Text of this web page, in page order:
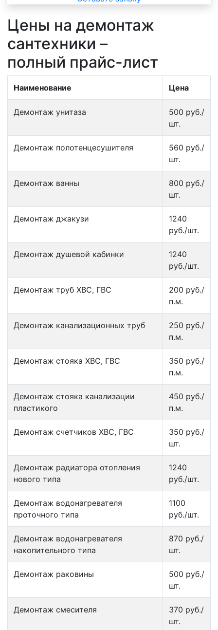
Цены на демонтаж
сантехники –
полный прайс-лист
Наименование Цена
Демонтаж унитаза
500 руб./
шт.
Демонтаж полотенцесушителя
560 руб./
шт.
Демонтаж ванны
800 руб./
шт.
Демонтаж джакузи
1240
руб./шт.
Демонтаж душевой кабинки
1240
руб./шт.
Демонтаж труб ХВС, ГВС
200 руб./
п.м.
Демонтаж канализационных труб
250 руб./
п.м.
Демонтаж стояка ХВС, ГВС
350 руб./
п.м.
Демонтаж стояка канализации
пластикого
450 руб./
п.м.
Демонтаж счетчиков ХВС, ГВС
350 руб./
шт.
Демонтаж радиатора отопления
нового типа
1240
руб./шт.
Демонтаж водонагревателя
проточного типа
1100
руб./шт.
Демонтаж водонагревателя
накопительного типа
870 руб./
шт.
Демонтаж раковины
500 руб./
шт.
Демонтаж смесителя
370 руб./
шт.